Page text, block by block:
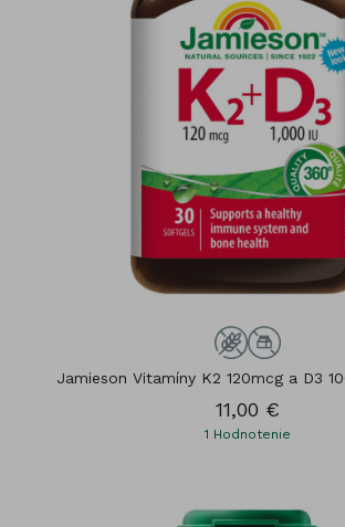
Jamieson Vitamíny K2 120mcg a D3
11,00 €
1 Hodnotenie